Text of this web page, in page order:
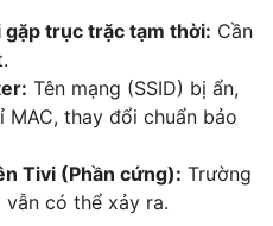
trục trặc tạm thời: Cần
Tên mạng (SSID) bị ẩn,
thay đổi chuẩn bảo
Tivi (Phần cứng): Trường
có thể xảy ra.